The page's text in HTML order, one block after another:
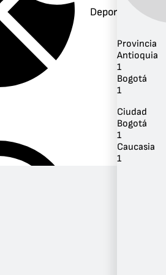
Deportes
Provincia
Antioquia
1
Bogotá
1
Ciudad
Bogotá
1
Caucasia
1